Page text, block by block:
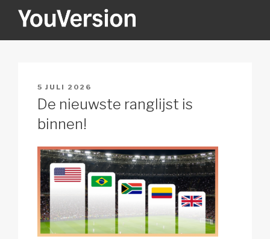
YOUVERSION
GEPLAATST
OP
5 JULI 2026
De nieuwste ranglijst is
binnen!